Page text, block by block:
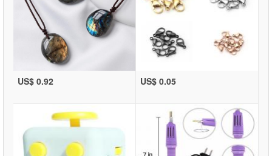
US$ 0.92 US$ 0.05